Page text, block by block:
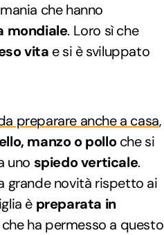
che hanno
mondiale. Loro sì che
vita e si è sviluppato
preparare anche a casa,
manzo o polloche si
uno spiedo verticale.
grande novità rispetto ai
è preparata in
ha permesso a questo